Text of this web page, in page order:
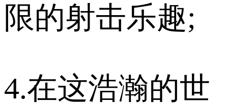
限的射击乐趣;
4.在这浩瀚的世